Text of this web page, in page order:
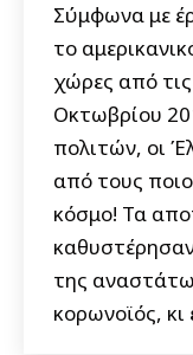
Σύμφωνα με
το
χώρες από
Οκτωβρίου
πολιτών, οι
από τους
κόσμο! Τα
της
κορωνοϊός,